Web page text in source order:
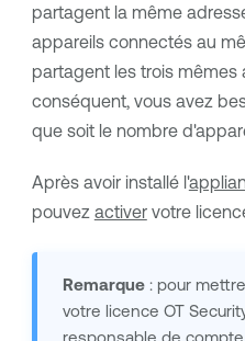
partagent la même
appareils connectés au
partagent les trois mêmes
conséquent, vous avez
que soit le nombre
Après avoir installé l'
pouvez activervotre
Remarque: pour
votre licence OT
responsable de compte